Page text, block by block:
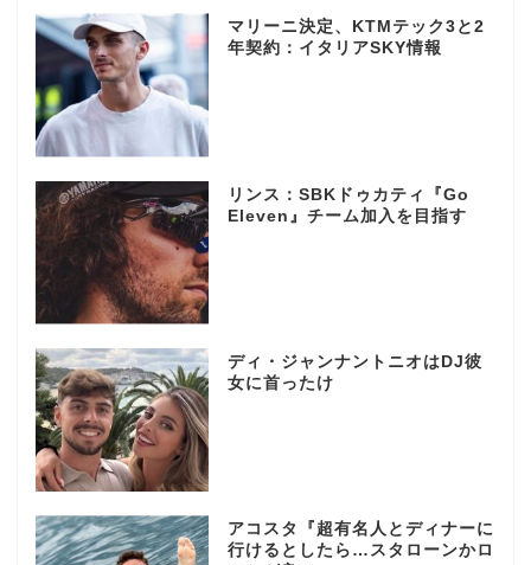
マリーニ決定、KTMテック3と2
年契約：イタリアSKY情報
リンス：SBKドゥカティ『Go
Eleven』チーム加入を目指す
ディ・ジャンナントニオはDJ彼
女に首ったけ
アコスタ『超有名人とディナーに
行けるとしたら…スタローンかロ